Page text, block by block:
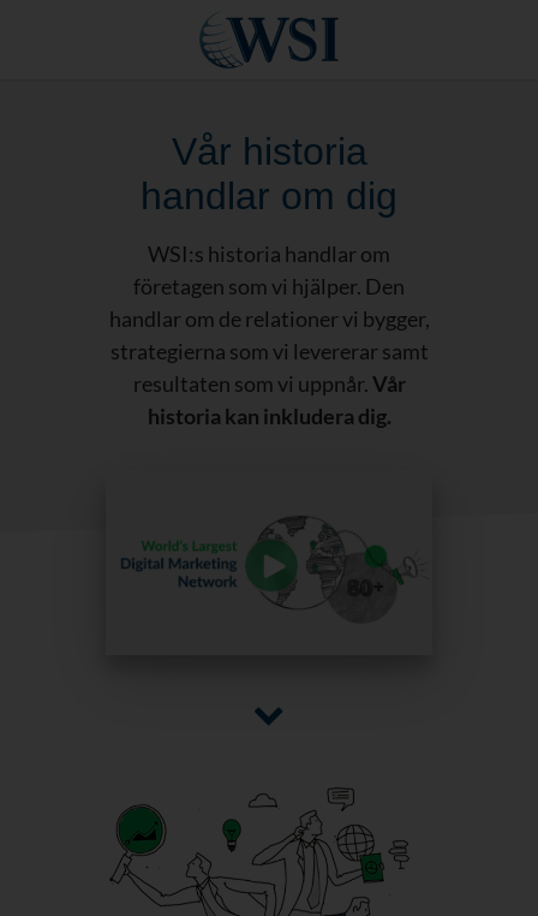
Vår historia
handlar om dig
WSI:s historia handlar om
företagen som vi hjälper. Den
handlar om de relationer vi bygger,
strategierna som vi levererar samt
resultaten som vi uppnår.Vår
historia kan inkludera dig.